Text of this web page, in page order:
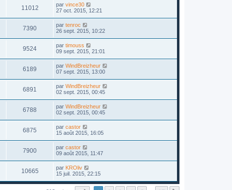
11012 par vince30
27 oct. 2015, 12:21
7390 par tenroc
26 sept. 2015, 10:22
9524 par timouss
09 sept. 2015, 21:01
6189 par WindBreizheur
07 sept. 2015, 13:00
6891 par WindBreizheur
02 sept. 2015, 00:45
6788 par WindBreizheur
02 sept. 2015, 00:45
6875 par castor
15 août 2015, 16:05
7900 par castor
09 août 2015, 11:47
10665 par KROliv
15 juil. 2015, 22:15